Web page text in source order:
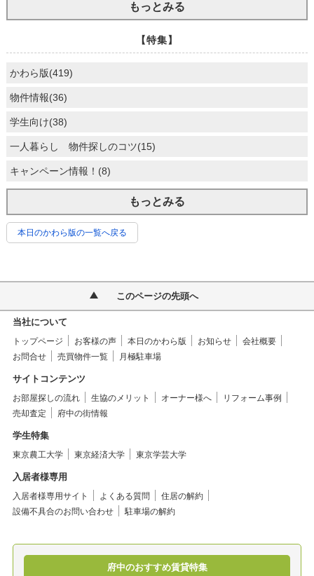
もっとみる
【特集】
かわら版(419)
物件情報(36)
学生向け(38)
一人暮らし 物件探しのコツ(15)
キャンペーン情報！(8)
もっとみる
本日のかわら版の一覧へ戻る
このページの先頭へ
当社について
トップページ お客様の声 本日のかわら版 お知らせ
会社概要
お問合せ
売買物件一覧 月極駐車場
サイトコンテンツ
お部屋探しの流れ 生協のメリット オーナー様へ
リフォーム事例
売却査定
府中の街情報
学生特集
東京農工大学 東京経済大学 東京学芸大学
入居者様専用
入居者様専用サイト よくある質問
住居の解約
設備不具合のお問い合わせ
駐車場の解約
府中のおすすめ賃貸特集